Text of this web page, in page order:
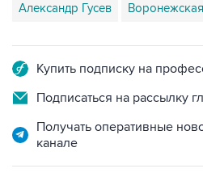
Александр Гусев
Купить подписку на
Подписаться на рассылку
Получать оперативные
канале